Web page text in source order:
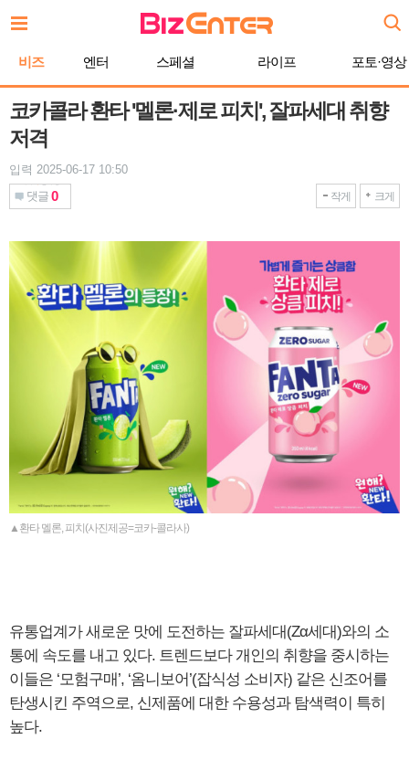
문
비즈 엔터 스페셜 라이프 포토·영상
코카콜라 환타 '멜론·제로 피치', 잘파세대 취향
저격
입력 2025-06-17 10:50
댓글 0 작게 크게
▲환타 멜론, 피치(사진제공=코카-콜라사)
유통업계가 새로운 맛에 도전하는 잘파세대(Zα세대)와의 소
통에 속도를 내고 있다. 트렌드보다 개인의 취향을 중시하는
이들은 ‘모험구매’, ‘옴니보어’(잡식성 소비자) 같은 신조어를
탄생시킨 주역으로, 신제품에 대한 수용성과 탐색력이 특히
높다.